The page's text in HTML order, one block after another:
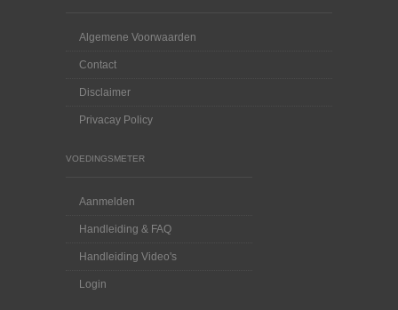
Algemene Voorwaarden
Contact
Disclaimer
Privacay Policy
VOEDINGSMETER
Aanmelden
Handleiding & FAQ
Handleiding Video's
Login